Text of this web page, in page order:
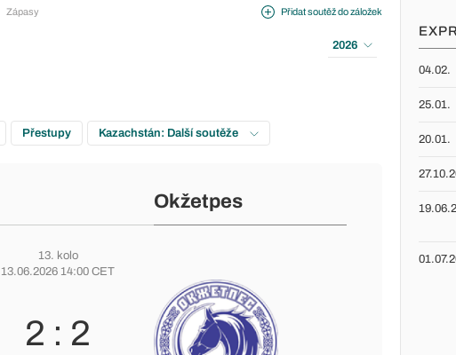
Zápasy Přidat soutěž do záložek
2026
Přestupy Kazachstán: Další soutěže
Okžetpes
13. kolo
13.06.2026 14:00 CET
2 : 2
04.02.
25.01.
20.01.